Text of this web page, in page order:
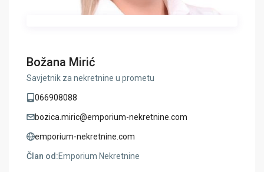
Božana Mirić
Savjetnik za nekretnine u prometu
066908088
bozica.miric@emporium-nekretnine.com
emporium-nekretnine.com
Član od:Emporium Nekretnine